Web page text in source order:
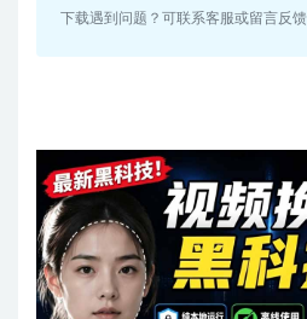
下载遇到问题？可联系客服或留言反馈